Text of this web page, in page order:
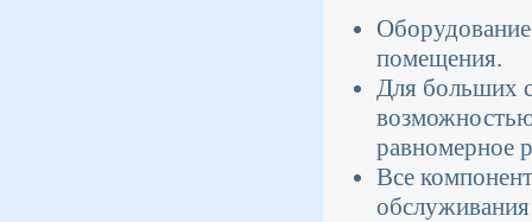
помещения.
Для больших
равномерное
Все